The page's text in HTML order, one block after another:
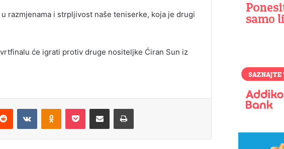
razmjenama i strpljivost naše teniserke, koja je drugi
će igrati protiv druge nositeljke Ćiran Sun iz